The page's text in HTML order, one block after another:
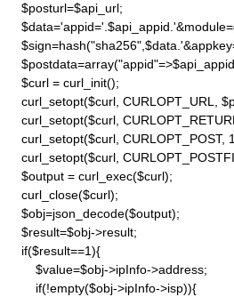
    $posturl=$api_url;
    $curl = curl_init();
curl_setopt($curl, CURLOPT_URL,
curl_setopt($curl,
curl_setopt($curl, CURLOPT_POST,
curl_setopt($curl,
    $output = curl_exec($curl);
    curl_close($curl);
    $obj=json_decode($output);
    $result=$obj->result;
    if($result==1){
        $value=$obj->ipInfo->address;
        if(!empty($obj->ipInfo->isp)){